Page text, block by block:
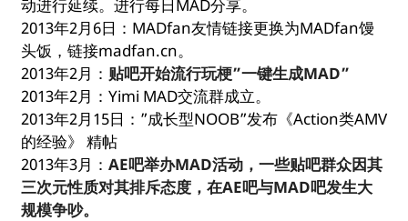
动进行延续。进行每日MAD分享。
2013年2月6日：MADfan友情链接更换为MADfan馒
头饭，链接madfan.cn。
2013年2月： 贴吧开始流行玩梗”一键生成MAD”
2013年2月：Yimi MAD交流群成立。
2013年2月15日：”成长型NOOB”发布《Action类AMV
的经验》 精帖
2013年3月： AE吧举办MAD活动，一些贴吧群众因其
三次元性质对其排斥态度，在AE吧与MAD吧发生大
规模争吵。